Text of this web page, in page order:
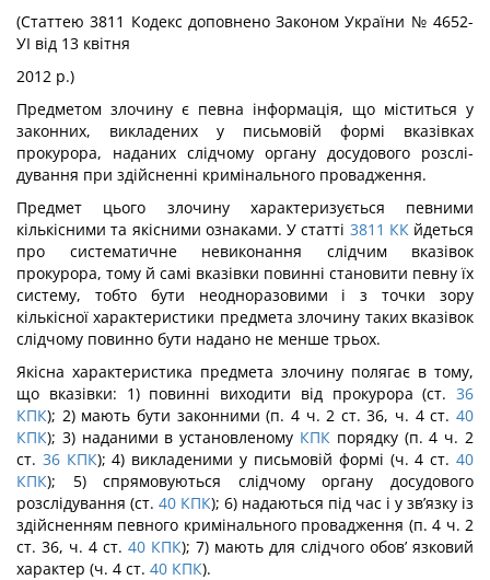
(Статтею 3811 Кодекс доповнено Законом України № 4652-
УІ від 13 квітня
2012 р.)
Предметом злочину є певна інформація, що міститься у
законних, викладених у письмовій формі вказівках
прокурора, наданих слідчому органу досудового розслі­
дування при здійсненні кримінального провадження.
Предмет цього злочину характеризується певними
кількісними та якісними озна­ками. У статті 3811 ККйдеться
про систематичне невиконання слідчим вказівок
прокурора, тому й самі вказівки повинні становити певну їх
систему, тобто бути не­одноразовими і з точки зору
кількісної характеристики предмета злочину таких вка­зівок
слідчому повинно бути надано не менше трьох.
Якісна характеристика предмета злочину полягає в тому,
що вказівки: 1) повинні виходити від прокурора (ст. 36
КПК); 2) мають бути законними (п. 4 ч. 2 ст. 36, ч. 4 ст. 40
КПК); 3) наданими в установленому КПК порядку (п. 4 ч. 2
ст. 36 КПК); 4) ви­кладеними у письмовій формі (ч. 4 ст. 40
КПК); 5) спрямовуються слідчому органу досудового
розслідування (ст. 40 КПК); 6) надаються під час і у зв’язку із
здійсненням певного кримінального провадження (п. 4 ч. 2
ст. 36, ч. 4 ст. 40 КПК); 7) мають для слідчого обов’ язковий
характер (ч. 4 ст. 40 КПК).